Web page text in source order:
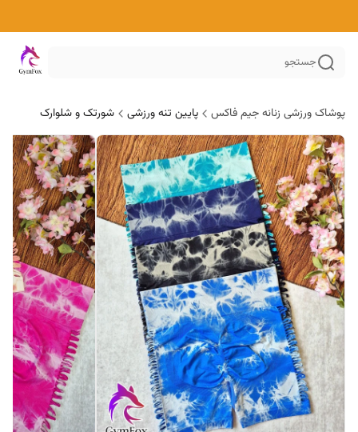
جستجو
پوشاک ورزشی زنانه جیم فاکس پایین تنه ورزشی شورتک و شلوارک